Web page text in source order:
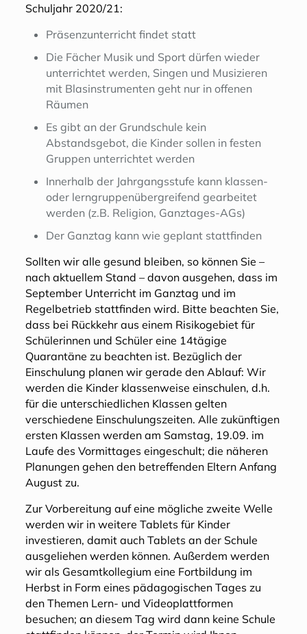
Schuljahr 2020/21:
Präsenzunterricht findet statt
Die Fächer Musik und Sport dürfen wieder
unterrichtet werden, Singen und Musizieren
mit Blasinstrumenten geht nur in offenen
Räumen
Es gibt an der Grundschule kein
Abstandsgebot, die Kinder sollen in festen
Gruppen unterrichtet werden
Innerhalb der Jahrgangsstufe kann klassen-
oder lerngruppenübergreifend gearbeitet
werden (z.B. Religion, Ganztages-AGs)
Der Ganztag kann wie geplant stattfinden
Sollten wir alle gesund bleiben, so können Sie –
nach aktuellem Stand – davon ausgehen, dass im
September Unterricht im Ganztag und im
Regelbetrieb stattfinden wird. Bitte beachten Sie,
dass bei Rückkehr aus einem Risikogebiet für
Schülerinnen und Schüler eine 14tägige
Quarantäne zu beachten ist. Bezüglich der
Einschulung planen wir gerade den Ablauf: Wir
werden die Kinder klassenweise einschulen, d.h.
für die unterschiedlichen Klassen gelten
verschiedene Einschulungszeiten. Alle zukünftigen
ersten Klassen werden am Samstag, 19.09. im
Laufe des Vormittages eingeschult; die näheren
Planungen gehen den betreffenden Eltern Anfang
August zu.
Zur Vorbereitung auf eine mögliche zweite Welle
werden wir in weitere Tablets für Kinder
investieren, damit auch Tablets an der Schule
ausgeliehen werden können. Außerdem werden
wir als Gesamtkollegium eine Fortbildung im
Herbst in Form eines pädagogischen Tages zu
den Themen Lern- und Videoplattformen
besuchen; an diesem Tag wird dann keine Schule